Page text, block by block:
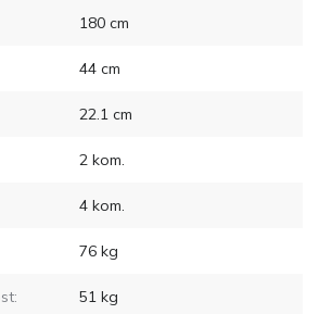
180cm
44cm
22.1cm
2kom.
4kom.
76kg
51kg